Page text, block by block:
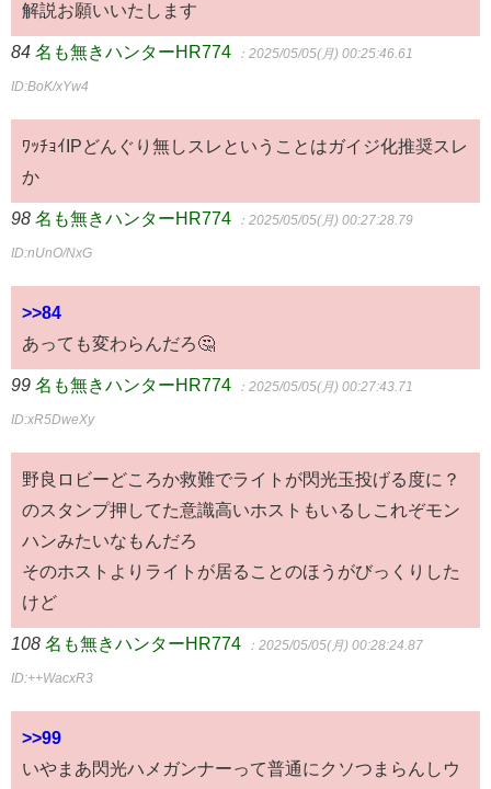
解説お願いいたします
84 名も無きハンターHR774 ：2025/05/05(月) 00:25:46.61
ID:BoK/xYw4
ﾜｯﾁｮｲIPどんぐり無しスレということはガイジ化推奨スレ
か
98 名も無きハンターHR774 ：2025/05/05(月) 00:27:28.79
ID:nUnO/NxG
>>84
あっても変わらんだろ🤔
99 名も無きハンターHR774 ：2025/05/05(月) 00:27:43.71
ID:xR5DweXy
野良ロビーどころか救難でライトが閃光玉投げる度に？
のスタンプ押してた意識高いホストもいるしこれぞモン
ハンみたいなもんだろ
そのホストよりライトが居ることのほうがびっくりした
けど
108 名も無きハンターHR774 ：2025/05/05(月) 00:28:24.87
ID:++WacxR3
>>99
いやまあ閃光ハメガンナーって普通にクソつまらんしウ